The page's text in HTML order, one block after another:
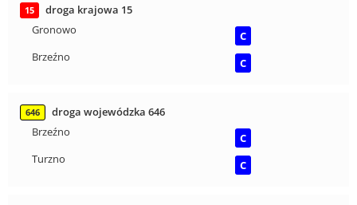
15
droga krajowa 15
Gronowo
C
Brzeźno
C
646
droga wojewódzka 646
Brzeźno
C
Turzno
C